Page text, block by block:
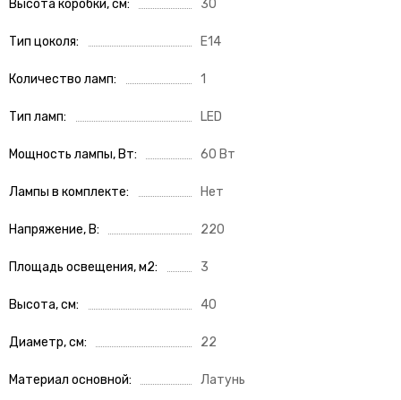
Высота коробки, см 30
Тип цоколя E14
Количество ламп 1
Тип ламп LED
Мощность лампы, Вт 60 Вт
Лампы в комплекте Нет
Напряжение, В 220
Площадь освещения, м2 3
Высота, см 40
Диаметр, см 22
Материал основной Латунь